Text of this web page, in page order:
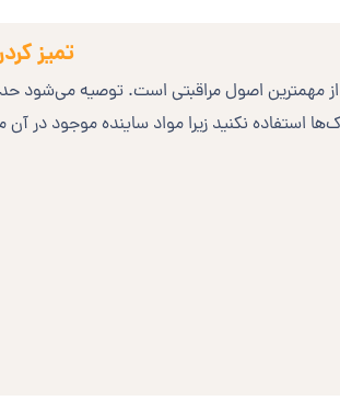
تمیز
مهمترین اصول مراقبتی است. توصیه می‌شود
استفاده نکنید زیرا مواد ساینده موجود